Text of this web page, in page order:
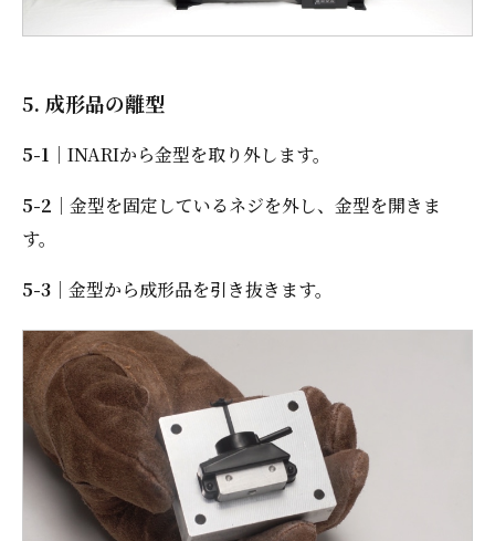
5. 成形品の離型
5-1 ｜INARIから金型を取り外します。
5-2 ｜金型を固定しているネジを外し、金型を開きま
す。
5-3 ｜金型から成形品を引き抜きます。